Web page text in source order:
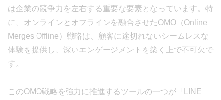
は企業の競争力を左右する重要な要素となっています。特
に、オンラインとオフラインを融合させたOMO（Online
Merges Offline）戦略は、顧客に途切れないシームレスな
体験を提供し、深いエンゲージメントを築く上で不可欠で
す。
このOMO戦略を強力に推進するツールの一つが「LINE